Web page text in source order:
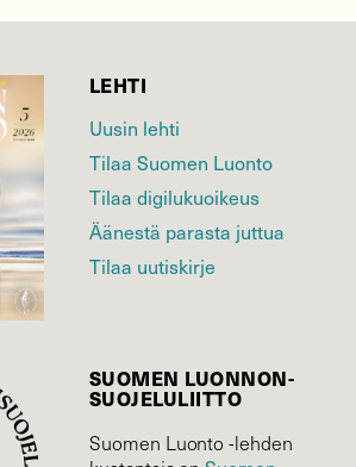
LEHTI
Uusin lehti
Tilaa Suomen Luonto
Tilaa digilukuoikeus
Äänestä parasta juttua
Tilaa uutiskirje
SUOMEN LUONNON­
SUOJELU­LIITTO
Suomen Luonto -lehden